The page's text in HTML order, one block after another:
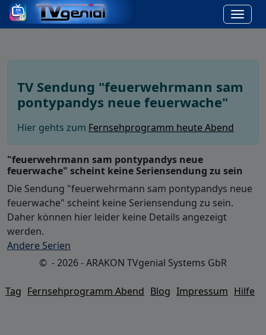
TV Sendung "feuerwehrmann sam
pontypandys neue feuerwache"
Hier gehts zum Fernsehprogramm heute Abend
"feuerwehrmann sam pontypandys neue
feuerwache" scheint keine Seriensendung zu sein
Die Sendung "feuerwehrmann sam pontypandys neue
feuerwache" scheint keine Seriensendung zu sein.
Daher können hier leider keine Details angezeigt
werden.
Andere Serien
© - 2026 - ARAKON TVgenial Systems GbR
Tag Fernsehprogramm Abend Blog Impressum Hilfe